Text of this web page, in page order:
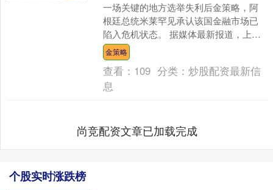
一场关键的地方选举失利后金策略，阿
根廷总统米莱罕见承认该国金融市场已
陷入危机状态。 据媒体最新报道，上周
五晚间，米莱在接受当地记者采访时坦
言，“市场正处于恐慌状....
金策略
查看： 109 分类：炒股配资最新信
息
尚竞配资文章已加载完成
个股实时涨跌榜